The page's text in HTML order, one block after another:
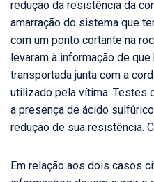
redução da resistência da
amarração do sistema que
com um ponto cortante na
levaram à informação de
transportada junta com a
utilizado pela vítima. Testes
a presença de ácido
redução de sua resistência.
Em relação aos dois casos